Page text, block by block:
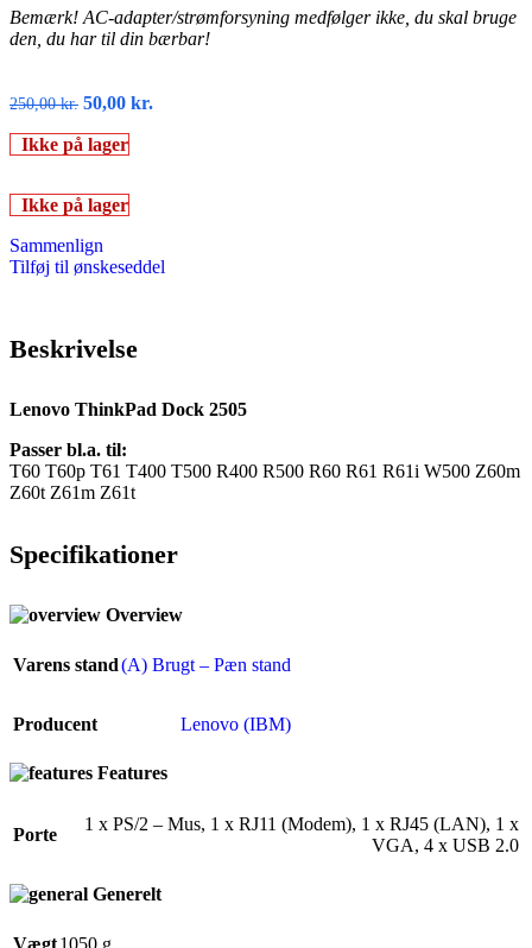
Bemærk! AC-adapter/strømforsyning medfølger ikke, du skal bruge
den, du har til din bærbar!
250,00kr. 50,00 kr.
Ikke på lager
Ikke på lager
Sammenlign
Tilføj til ønskeseddel
Beskrivelse
Lenovo ThinkPad Dock 2505
Passer bl.a. til:
T60 T60p T61 T400 T500 R400 R500 R60 R61 R61i W500 Z60m
Z60t Z61m Z61t
Specifikationer
Overview
Varens stand(A) Brugt – Pæn stand
Producent Lenovo (IBM)
Features
Porte
1 x PS/2 – Mus, 1 x RJ11 (Modem), 1 x RJ45 (LAN), 1 x
VGA, 4 x USB 2.0
Generelt